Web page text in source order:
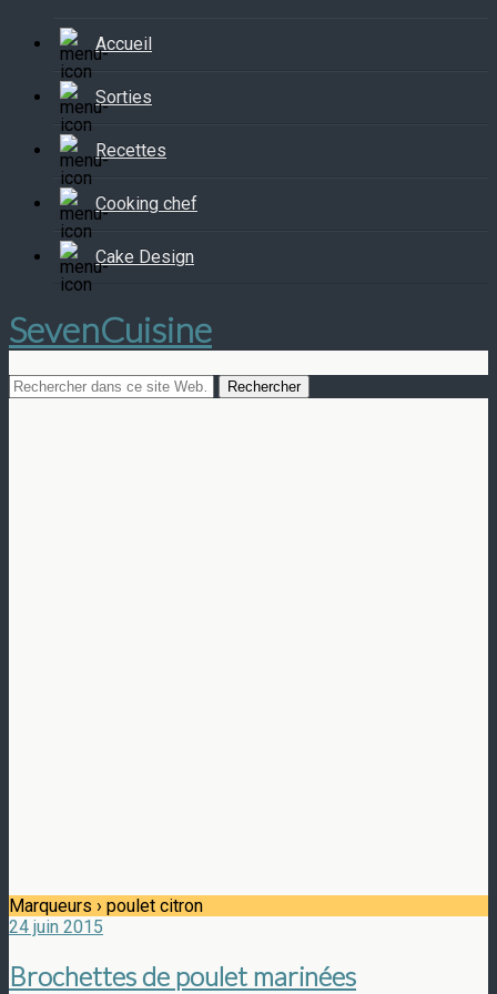
Accueil
Sorties
Recettes
Cooking chef
Cake Design
SevenCuisine
Marqueurs › poulet citron
24 juin 2015
Brochettes de poulet marinées